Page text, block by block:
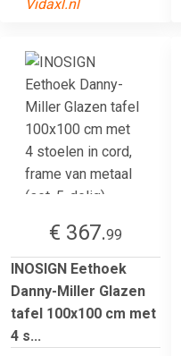
Vidaxl.nl
€ 367.99
INOSIGN Eethoek
Danny-Miller Glazen
tafel 100x100 cm met
4 s...